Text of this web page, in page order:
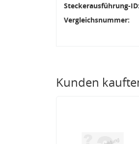
Steckerausführung-ID:
Vergleichsnummer:
Kunden